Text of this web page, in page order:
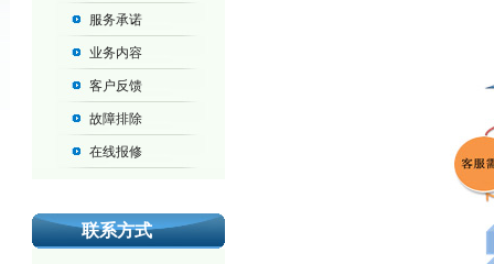
服务承诺
业务内容
客户反馈
故障排除
在线报修
联系方式